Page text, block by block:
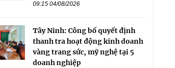
09:15 04/08/2026
Tây Ninh: Công bố quyết định
thanh tra hoạt động kinh doanh
vàng trang sức, mỹ nghệ tại 5
doanh nghiệp